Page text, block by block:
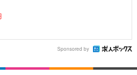
Sponsored by